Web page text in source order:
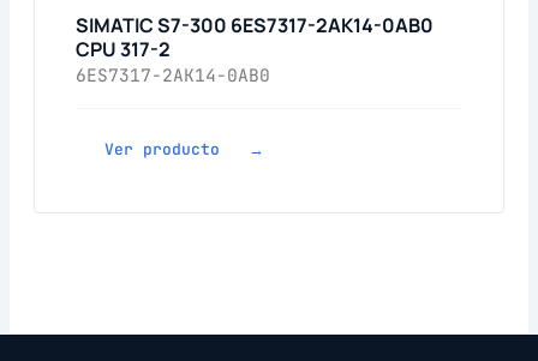
SIMATIC S7-300 6ES7317-2AK14-0AB0
CPU 317-2
6ES7317-2AK14-0AB0
Ver producto →